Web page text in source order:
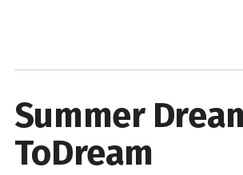
Summer
ToDream